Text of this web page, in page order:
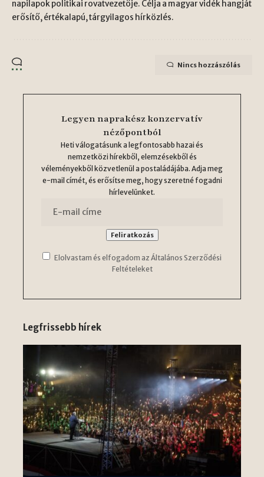
napilapok politikai rovatvezetője. Célja a magyar vidék hangját
erősítő, értékalapú, tárgyilagos hírközlés.
Nincs hozzászólás
Legyen naprakész konzervatív
nézőpontból
Heti válogatásunk a legfontosabb hazai és
nemzetközi hírekből, elemzésekből és
véleményekből közvetlenül a postaládájába. Adja meg
e-mail címét, és erősítse meg, hogy szeretné fogadni
hírlevelünket.
Elolvastam és elfogadom az Általános Szerződési
Feltételeket
Legfrissebb hírek